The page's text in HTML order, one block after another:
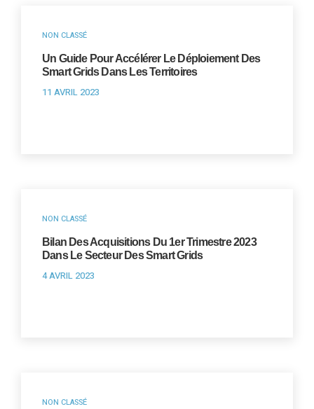
NON CLASSÉ
Un Guide Pour Accélérer Le Déploiement Des
Smart Grids Dans Les Territoires
11 AVRIL 2023
NON CLASSÉ
Bilan Des Acquisitions Du 1er Trimestre 2023
Dans Le Secteur Des Smart Grids
4 AVRIL 2023
NON CLASSÉ